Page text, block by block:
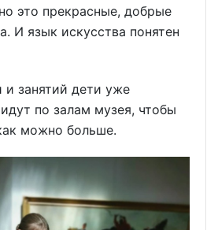
это прекрасные, добрые
И язык искусства понятен
и занятий дети уже
по залам музея, чтобы
можно больше.